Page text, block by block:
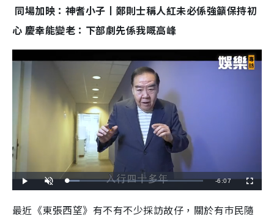
同場加映：神耆小子丨鄭則士稱人紅未必係強籲保持初
心 慶幸能變老：下部劇先係我嘅高峰
l
n
t
e
L
o
e
d
R
-6:07
u
s
c
最近《東張西望》有不有不少採訪故仔，關於有巿民隨